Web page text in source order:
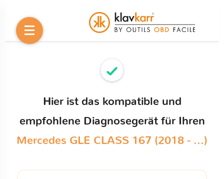
Hier ist das kompatible und
empfohlene Diagnosegerät für Ihren
Mercedes GLE CLASS 167 (2018 - ...)